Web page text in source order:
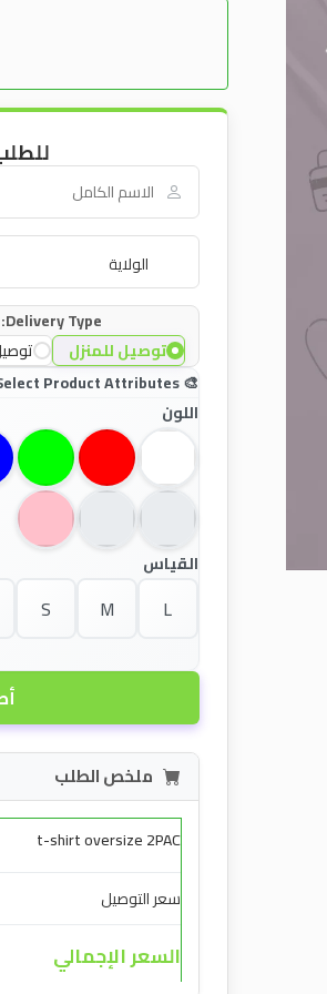
Delivery Type:
توصيل للمنزل
اللون
القياس
L
M
S
ملخص الطلب
t-shirt oversize 2PAC
سعر التوصيل
السعر الإجمالي